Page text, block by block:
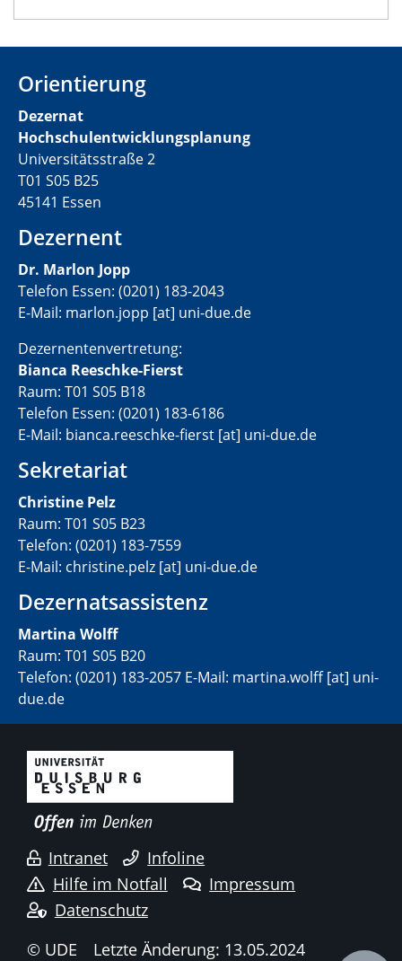
Orientierung
Dezernat
Hochschulentwicklungsplanung
Universitätsstraße 2
T01 S05 B25
45141 Essen
Dezernent
Dr. Marlon Jopp
Telefon Essen: (0201) 183-2043
E-Mail: marlon.jopp [at] uni-due.de
Dezernentenvertretung:
Bianca Reeschke-Fierst
Raum: T01 S05 B18
Telefon Essen: (0201) 183-6186
E-Mail: bianca.reeschke-fierst [at] uni-due.de
Sekretariat
Christine Pelz
Raum: T01 S05 B23
Telefon: (0201) 183-7559
E-Mail: christine.pelz [at] uni-due.de
Dezernatsassistenz
Martina Wolff
Raum: T01 S05 B20
Telefon: (0201) 183-2057 E-Mail: martina.wolff [at] uni-
due.de
Intranet
Infoline
Hilfe im Notfall
Impressum
Datenschutz
© UDE
Letzte Änderung: 13.05.2024